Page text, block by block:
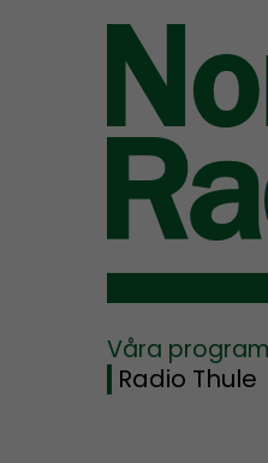
Våra program
Radio Thule